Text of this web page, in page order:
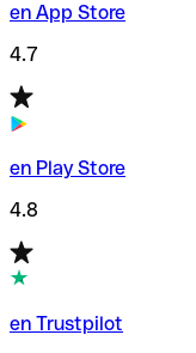
en App Store
4.7
en Play Store
4.8
en Trustpilot